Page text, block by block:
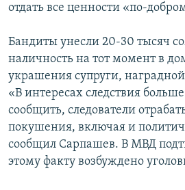
отдать все ценности «по-
Бандиты унесли 20-30 тысяч
наличность на тот момент в
украшения супруги,
«В интересах следствия
сообщить, следователи
покушения, включая и
сообщил Сарпашев. В МВД
этому факту возбуждено